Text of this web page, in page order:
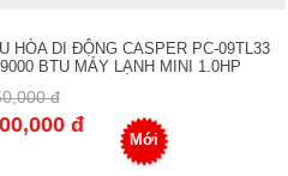
HÒA DI ĐỘNG CASPER PC-09TL33
9000 BTU MÁY LẠNH MINI 1.0HP
đ
đ
Mới